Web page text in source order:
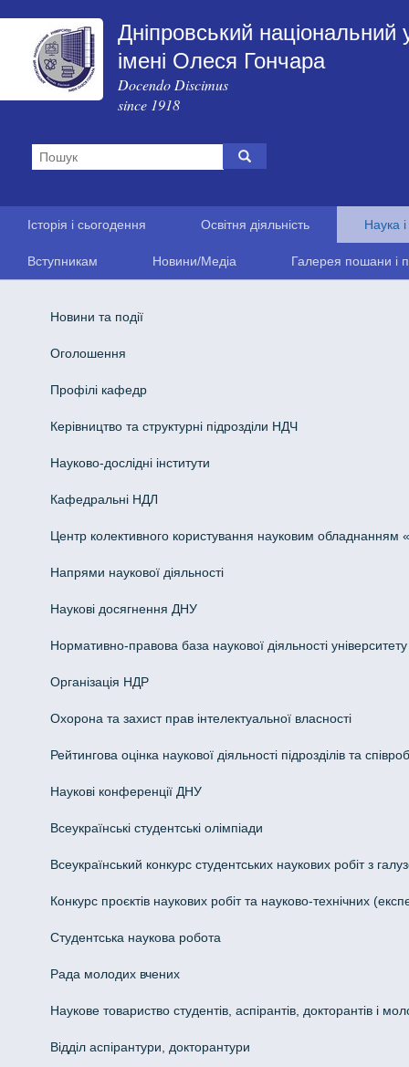
Дніпровський національний
імені Олеся Гончара
Docendo Discimus
since 1918
Історія і сьогодення Освітня діяльність Наука
Вступникам Новини/Медіа Галерея пошани і
Новини та події
Оголошення
Профілі кафедр
Керівництво та структурні підрозділи НДЧ
Науково-дослідні інститути
Кафедральні НДЛ
Центр колективного користування науковим обладнанням
Напрями наукової діяльності
Наукові досягнення ДНУ
Нормативно-правова база наукової діяльності університету
Організація НДР
Охорона та захист прав інтелектуальної власності
Рейтингова оцінка наукової діяльності підрозділів та
Наукові конференції ДНУ
Всеукраїнські студентські олімпіади
Всеукраїнський конкурс студентських наукових робіт з
Конкурс проєктів наукових робіт та науково-технічних
Студентська наукова робота
Рада молодих вчених
Наукове товариство студентів, аспірантів, докторантів і
Відділ аспірантури, докторантури